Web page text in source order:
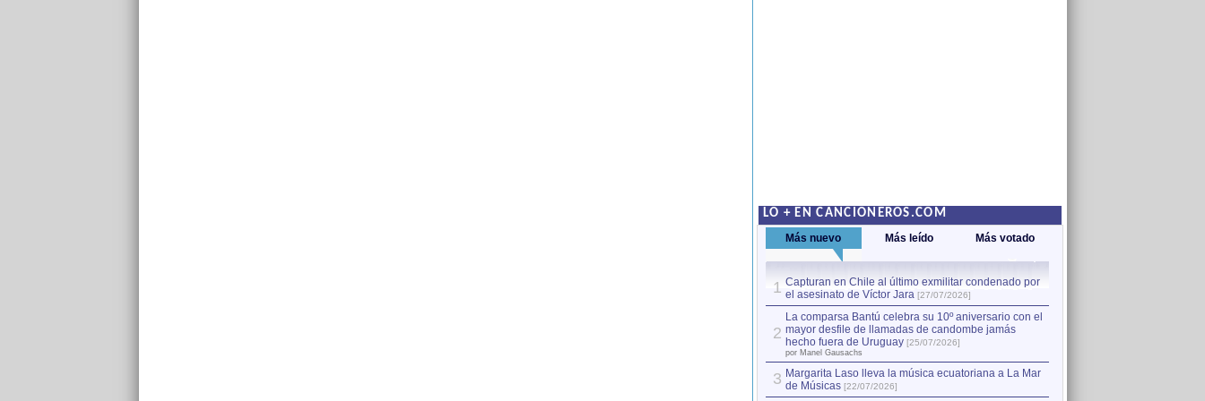
LO + EN CANCIONEROS.COM
Más nuevo Más leído Más votado
1 Capturan en Chile al último exmilitar condenado por
el asesinato de Víctor Jara [27/07/2026]
2
La comparsa Bantú celebra su 10º aniversario con el
mayor desfile de llamadas de candombe jamás
hecho fuera de Uruguay [25/07/2026]
por Manel Gausachs
3 Margarita Laso lleva la música ecuatoriana a La Mar
de Músicas [22/07/2026]